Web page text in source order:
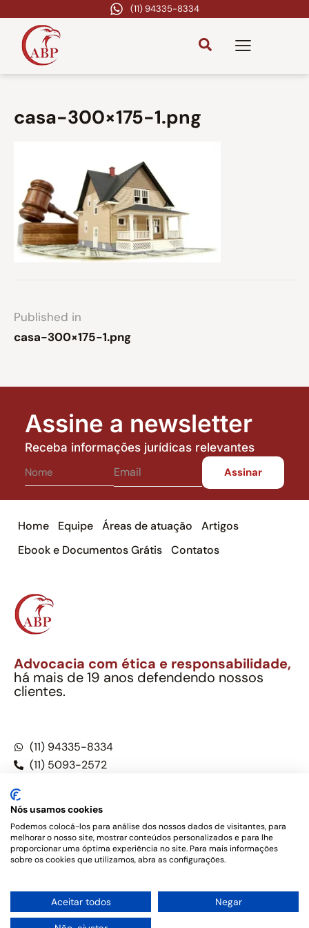
(11) 94335-8334
casa-300×175-1.png
Published in
casa-300×175-1.png
Assine a newsletter
Receba informações jurídicas relevantes
Home Equipe Áreas de atuação
Artigos
Ebook e Documentos Grátis
Contatos
Advocacia com ética e responsabilidade,
há mais de 19 anos defendendo nossos
clientes.
(11) 94335-8334
(11) 5093-2572
Este site não é um produto Meta Platforms, Inc., Google LLC,
tampouco oferece serviços públicos oficiais. Somos um
o Código de Ética e Disciplina da OAB do Brasil – Alexandre
Berthe Pinto Soc. de Adv, OAB/SP nº 22477 –Política de
Privacidade e Termos de uso
Nós usamos cookies
Podemos colocá-los para análise dos nossos dados de visitantes, para
melhorar o nosso site, mostrar conteúdos personalizados e para lhe
proporcionar uma óptima experiência no site. Para mais informações
sobre os cookies que utilizamos, abra as configurações.
Aceitar todos Negar